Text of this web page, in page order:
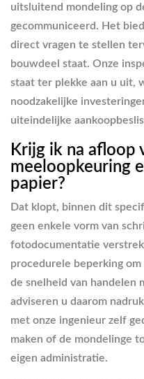
uitsluitend mondeling op
gecommuniceerd. Het
direct vragen te stellen
bouwdeel staat. Onze
staat ter plekke aan u uit,
noodzakelijke
uiteindelijke
Krijg ik na afloop
meeloopkeuring
papier?
Dat klopt, binnen dit
geen enkele vorm van
fotodocumentatie
procedurele beperking
de snelheid van handelen
adviseren u daarom
met onze ingenieur zelf
maken of de mondelinge
eigen administratie.